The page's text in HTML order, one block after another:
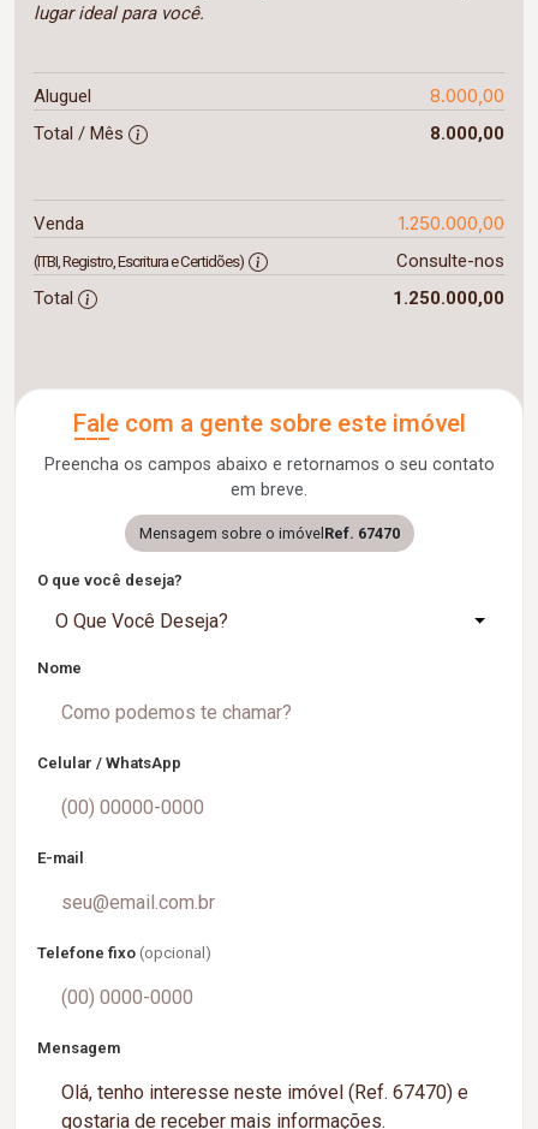
lugar ideal para você.
Aluguel 8.000,00
Total / Mês 8.000,00
Venda 1.250.000,00
(ITBI, Registro, Escritura e Certidões)
Consulte-nos
Total
1.250.000,00
Fale com a gente sobre este imóvel
Preencha os campos abaixo e retornamos o seu contato
em breve.
Mensagem sobre o imóvelRef. 67470
O que você deseja?
O Que Você Deseja?
Nome
Celular / WhatsApp
E-mail
Telefone fixo (opcional)
Mensagem